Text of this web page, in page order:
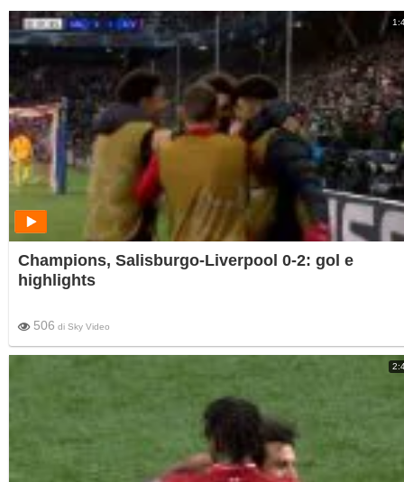
Champions, Salisburgo-Liverpool 0-2: gol e
highlights
506 di Sky Video